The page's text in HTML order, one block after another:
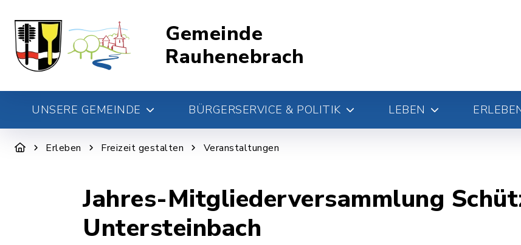
Gemeinde
Rauhenebrach
UNSERE GEMEINDE BÜRGERSERVICE & POLITIK LEBEN
Erleben Freizeit gestalten Veranstaltungen
Jahres-Mitgliederversammlung
Untersteinbach